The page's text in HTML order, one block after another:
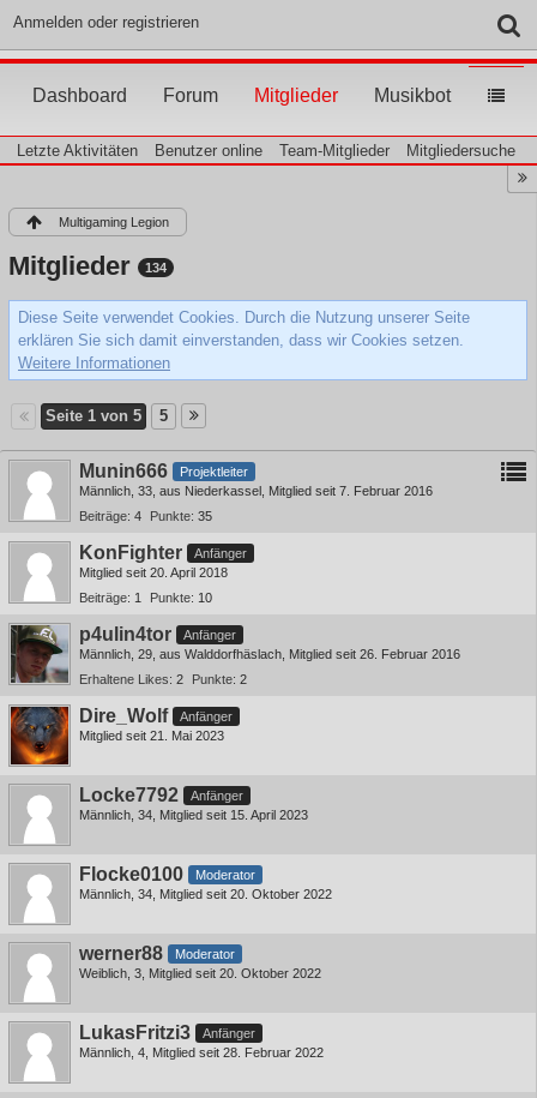
Anmelden oder registrieren
Dashboard Forum Mitglieder Musikbot
Letzte Aktivitäten Benutzer online Team-Mitglieder Mitgliedersuche
Multigaming Legion
Mitglieder 134
Diese Seite verwendet Cookies. Durch die Nutzung unserer Seite
erklären Sie sich damit einverstanden, dass wir Cookies setzen.
Weitere Informationen
Seite 1 von 5 5
Munin666
Projektleiter
Männlich 33 aus Niederkassel Mitglied seit 7. Februar 2016
Beiträge 4 Punkte 35
KonFighter
Anfänger
Mitglied seit 20. April 2018
Beiträge 1 Punkte 10
p4ulin4tor
Anfänger
Männlich 29 aus Walddorfhäslach Mitglied seit 26. Februar 2016
Erhaltene Likes 2 Punkte 2
Dire_Wolf
Anfänger
Mitglied seit 21. Mai 2023
Locke7792
Anfänger
Männlich 34 Mitglied seit 15. April 2023
Flocke0100
Moderator
Männlich 34 Mitglied seit 20. Oktober 2022
werner88
Moderator
Weiblich 3 Mitglied seit 20. Oktober 2022
LukasFritzi3
Anfänger
Männlich 4 Mitglied seit 28. Februar 2022